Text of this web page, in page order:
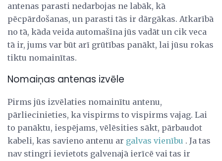
antenas parasti nedarbojas ne labāk, kā
pēcpārdošanas, un parasti tās ir dārgākas. Atkarībā
no tā, kāda veida automašīna jūs vadāt un cik veca
tā ir, jums var būt arī grūtības panākt, lai jūsu rokas
tiktu nomainītas.
Nomaiņas antenas izvēle
Pirms jūs izvēlaties nomainītu antenu,
pārliecinieties, ka vispirms to vispirms vajag. Lai
to panāktu, iespējams, vēlēsities sākt, pārbaudot
kabeli, kas savieno antenu ar galvas vienību . Ja tas
nav stingri ievietots galvenajā ierīcē vai tas ir